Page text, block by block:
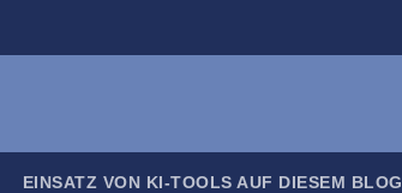
EIN­SATZ VON KI-TOOLS AUF DIE­SEM BLOG